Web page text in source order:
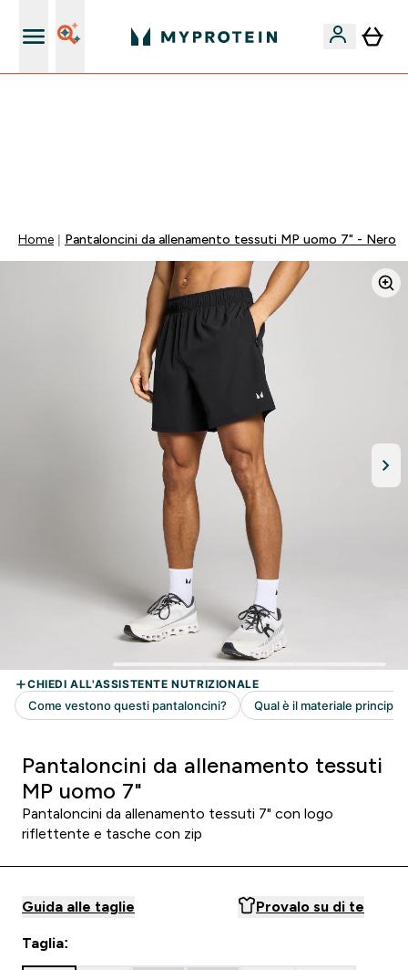
Home Pantaloncini da allenamento tessuti MP uomo 7" - Nero
Pantaloncini da allenamento tessuti
MP uomo 7"
Pantaloncini da allenamento tessuti 7" con logo
riflettente e tasche con zip
Guida alle taglie Provalo su di te
Taglia: